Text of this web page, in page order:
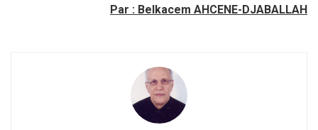
Par : Belkacem AHCENE-DJABALLAH